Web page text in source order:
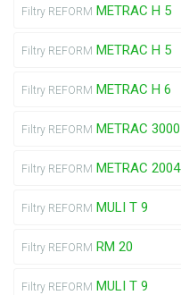
Filtry REFORM METRAC H 5
Filtry REFORM METRAC H 5
Filtry REFORM METRAC H 6
Filtry REFORM METRAC 3000
Filtry REFORM METRAC 2004
Filtry REFORM MULI T 9
Filtry REFORM RM 20
Filtry REFORM MULI T 9